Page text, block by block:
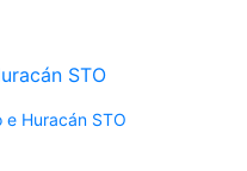
e Huracán STO